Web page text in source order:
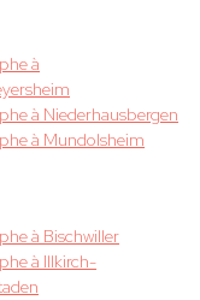
à
à Niederhausbergen
à Mundolsheim
à Bischwiller
à Illkirch-